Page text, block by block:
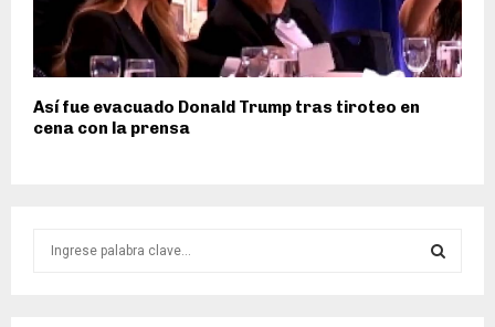
Así fue evacuado Donald Trump tras tiroteo en
cena con la prensa